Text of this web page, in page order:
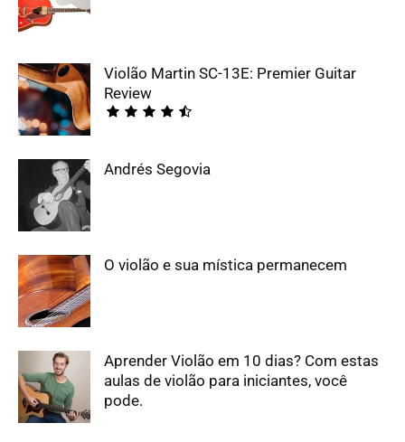
Violão Martin SC-13E: Premier Guitar
Review
Andrés Segovia
O violão e sua mística permanecem
Aprender Violão em 10 dias? Com estas
aulas de violão para iniciantes, você
pode.